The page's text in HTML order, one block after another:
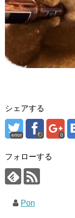
シェアする
error 0
フォローする
Pon